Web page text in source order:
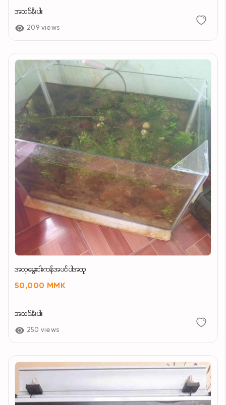
အသစ်နီးပါး
209 views
အလှမွေးငါး‌ကန်အပင်ပါအထူ
50,000 MMK
အသစ်နီးပါး
250 views